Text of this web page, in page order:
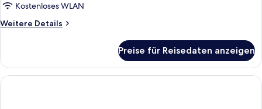
Kostenloses WLAN
Weitere Details
Weitere
Preise für Reisedaten anzeigen